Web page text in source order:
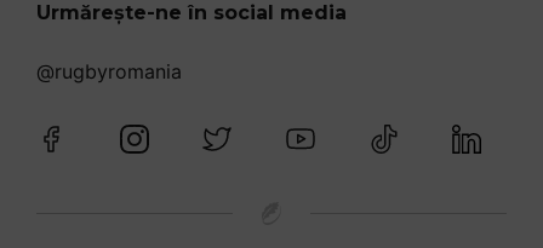
Urmărește-ne în social media
@rugbyromania